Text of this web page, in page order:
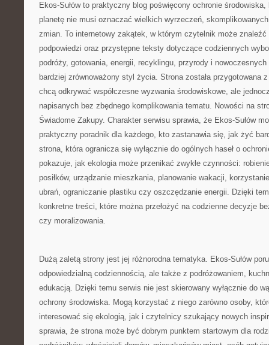
Ekos-Sułów to praktyczny blog poświęcony ochronie
planetę nie musi oznaczać wielkich wyrzeczeń,
zmian. To internetowy zakątek, w którym czytelnik może znaleźć
podpowiedzi oraz przystępne teksty dotyczące codziennych
podróży, gotowania, energii, recyklingu, przyrody i
bardziej zrównoważony styl życia. Strona została przygotowana
chcą odkrywać współczesne wyzwania środowiskowe, ale
napisanych bez zbędnego komplikowania tematu. Nowości na
Świadome Zakupy. Charakter serwisu sprawia, że Ekos-Sułów
praktyczny poradnik dla każdego, kto zastanawia się, jak żyć
strona, która ogranicza się wyłącznie do ogólnych haseł o
pokazuje, jak ekologia może przenikać zwykłe czynności:
posiłków, urządzanie mieszkania, planowanie wakacji,
ubrań, ograniczanie plastiku czy oszczędzanie energii. Dzięki
konkretne treści, które można przełożyć na codzienne decyzje
czy moralizowania.
Dużą zaletą strony jest jej różnorodna tematyka. Ekos-Sułów
odpowiedzialną codziennością, ale także z podróżowaniem,
edukacją. Dzięki temu serwis nie jest skierowany wyłącznie do
ochrony środowiska. Mogą korzystać z niego zarówno osoby,
interesować się ekologią, jak i czytelnicy szukający nowych
sprawia, że strona może być dobrym punktem startowym dla